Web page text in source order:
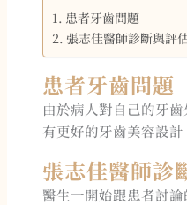
患者牙齒問題
張志佳醫師診斷與評
患者牙齒問題
由於病人對自己的牙
有更好的牙齒美容設計
張志佳醫師診
醫生一開始跟患者討